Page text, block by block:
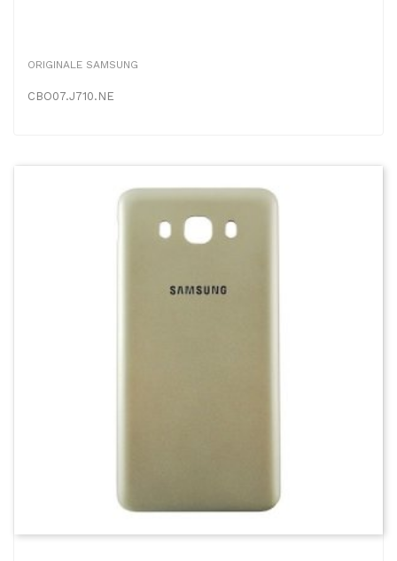
ORIGINALE SAMSUNG
CBO07.J710.NE